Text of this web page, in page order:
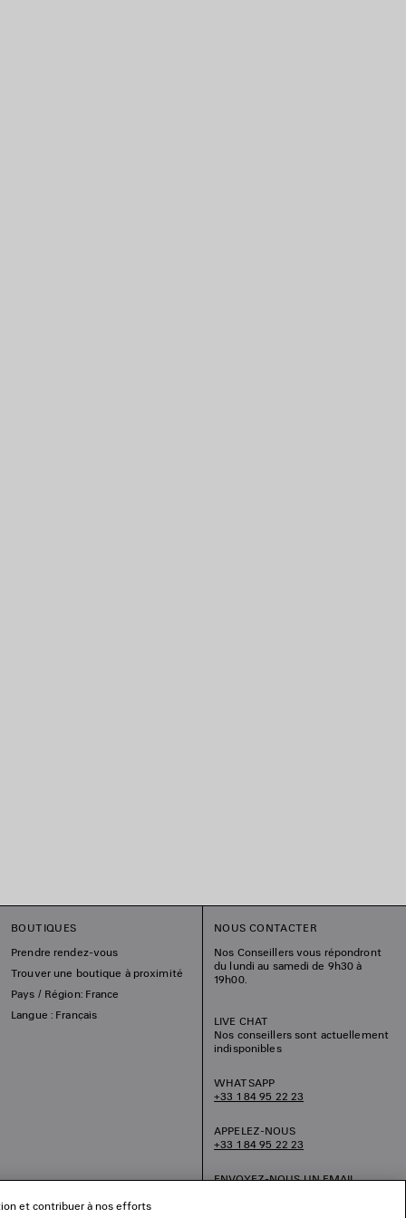
BOUTIQUES
Prendre rendez-vous
Trouver une boutique à proximité
Pays / Région: France
Langue : Français
NOUS CONTACTER
Nos Conseillers vous répondront
du lundi au samedi de 9h30 à
19h00.
LIVE CHAT
Nos conseillers sont actuellement
indisponibles
WHATSAPP
+33 1 84 95 22 23
APPELEZ-NOUS
+33 1 84 95 22 23
ENVOYEZ-NOUS UN EMAIL
et contribuer à nos efforts